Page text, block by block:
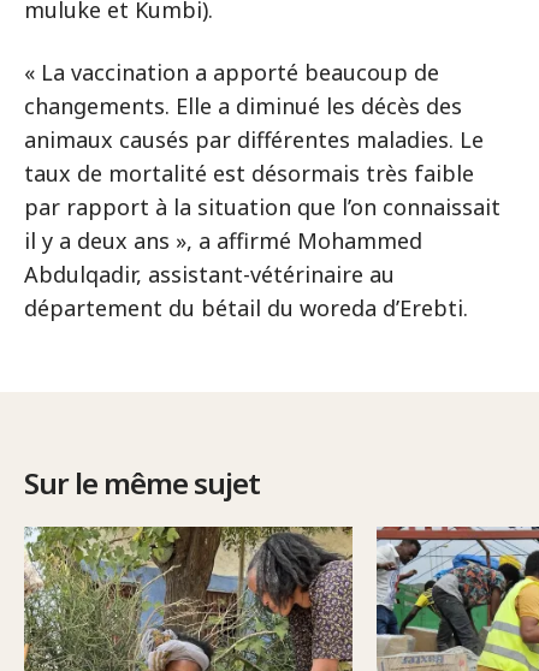
muluke et Kumbi).
« La vaccination a apporté beaucoup de
changements. Elle a diminué les décès des
animaux causés par différentes maladies. Le
taux de mortalité est désormais très faible
par rapport à la situation que l’on connaissait
il y a deux ans », a affirmé Mohammed
Abdulqadir, assistant-vétérinaire au
département du bétail du woreda d’Erebti.
Sur le même sujet